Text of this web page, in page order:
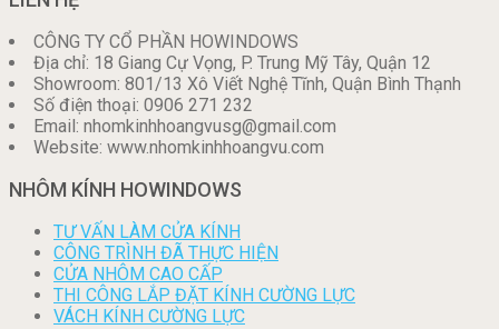
CÔNG TY CỔ PHẦN HOWINDOWS
Địa chỉ: 18 Giang Cự Vọng, P. Trung Mỹ Tây, Quận 12
Showroom: 801/13 Xô Viết Nghệ Tĩnh, Quận Bình Thạnh
Số điện thoại: 0906 271 232
Email: nhomkinhhoangvusg@gmail.com
Website: www.nhomkinhhoangvu.com
NHÔM KÍNH HOWINDOWS
TƯ VẤN LÀM CỬA KÍNH
CÔNG TRÌNH ĐÃ THỰC HIỆN
CỬA NHÔM CAO CẤP
THI CÔNG LẮP ĐẶT KÍNH CƯỜNG LỰC
VÁCH KÍNH CƯỜNG LỰC